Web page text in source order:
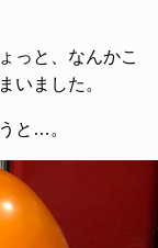
っと、なんかこ
いました。
と…。